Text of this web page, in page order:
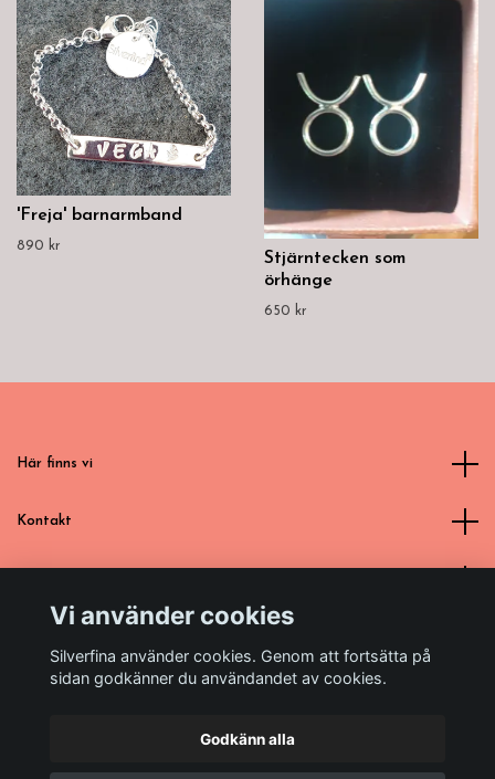
'Freja' barnarmband
890 kr
Stjärntecken som
örhänge
650 kr
Här finns vi
Kontakt
Vi använder cookies
Silverfina använder cookies. Genom att fortsätta på
sidan godkänner du användandet av cookies.
Godkänn alla